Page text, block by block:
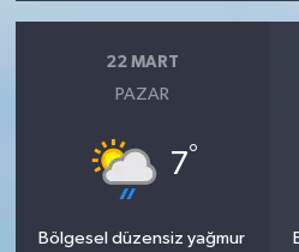
22 MART
PAZAR
7°
Bölgesel düzensiz yağmur